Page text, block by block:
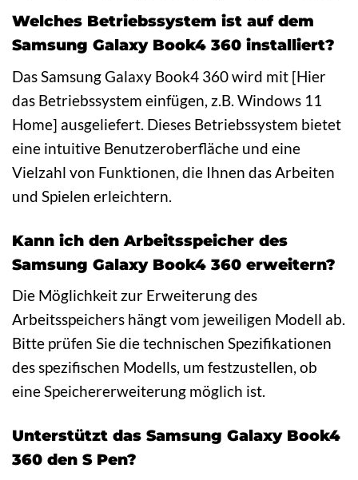
Welches Betriebssystem ist auf dem
Samsung Galaxy Book4 360 installiert?
Das Samsung Galaxy Book4 360 wird mit [Hier
das Betriebssystem einfügen, z.B. Windows 11
Home] ausgeliefert. Dieses Betriebssystem bietet
eine intuitive Benutzeroberfläche und eine
Vielzahl von Funktionen, die Ihnen das Arbeiten
und Spielen erleichtern.
Kann ich den Arbeitsspeicher des
Samsung Galaxy Book4 360 erweitern?
Die Möglichkeit zur Erweiterung des
Arbeitsspeichers hängt vom jeweiligen Modell ab.
Bitte prüfen Sie die technischen Spezifikationen
des spezifischen Modells, um festzustellen, ob
eine Speichererweiterung möglich ist.
Unterstützt das Samsung Galaxy Book4
360 den S Pen?